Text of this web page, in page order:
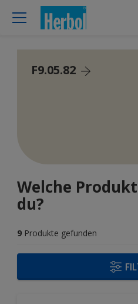
F9.05.82
Welche
du?
9 Produkte gefunden